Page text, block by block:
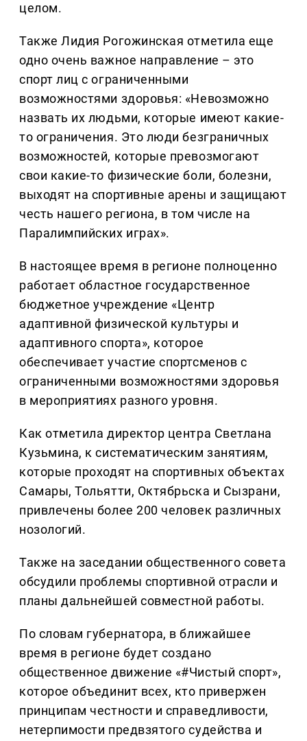
целом.
Также Лидия Рогожинская отметила еще
одно очень важное направление – это
спорт лиц с ограниченными
возможностями здоровья: «Невозможно
назвать их людьми, которые имеют какие-
то ограничения. Это люди безграничных
возможностей, которые превозмогают
свои какие-то физические боли, болезни,
выходят на спортивные арены и защищают
честь нашего региона, в том числе на
Паралимпийских играх».
В настоящее время в регионе полноценно
работает областное государственное
бюджетное учреждение «Центр
адаптивной физической культуры и
адаптивного спорта», которое
обеспечивает участие спортсменов с
ограниченными возможностями здоровья
в мероприятиях разного уровня.
Как отметила директор центра Светлана
Кузьмина, к систематическим занятиям,
которые проходят на спортивных объектах
Самары, Тольятти, Октябрьска и Сызрани,
привлечены более 200 человек различных
нозологий.
Также на заседании общественного совета
обсудили проблемы спортивной отрасли и
планы дальнейшей совместной работы.
По словам губернатора, в ближайшее
время в регионе будет создано
общественное движение «#Чистый спорт»,
которое объединит всех, кто привержен
принципам честности и справедливости,
нетерпимости предвзятого судейства и